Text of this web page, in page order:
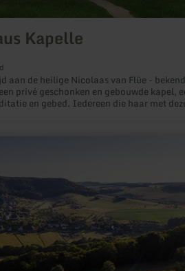
Kapelle
aan de heilige Nicolaas van Flüe -
privé geschonken en gebouwde kapel,
en gebed. Iedereen die haar met